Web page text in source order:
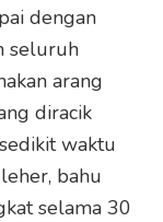
dengan
seluruh
arang
diracik
waktu
bahu
selama 30